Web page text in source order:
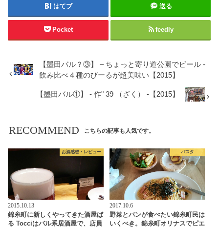
はてブ 送る
Pocket feedly
【墨田バル？③】 – ちょっと寄り道公園でビール -
飲み比べ４種のびーるが超美味い【2015】
【墨田バル①】 - 作" 39 （ざく） -【2015】
RECOMMEND こちらの記事も人気です。
お酒感想・レビュー
2015.10.13
錦糸町に新しくやってきた酒屋ば
る Tocciはバル系居酒屋で、店員
パスタ
2017.10.6
野菜とパンが食べたい錦糸町民は
いくべき。錦糸町オリナスでピエ